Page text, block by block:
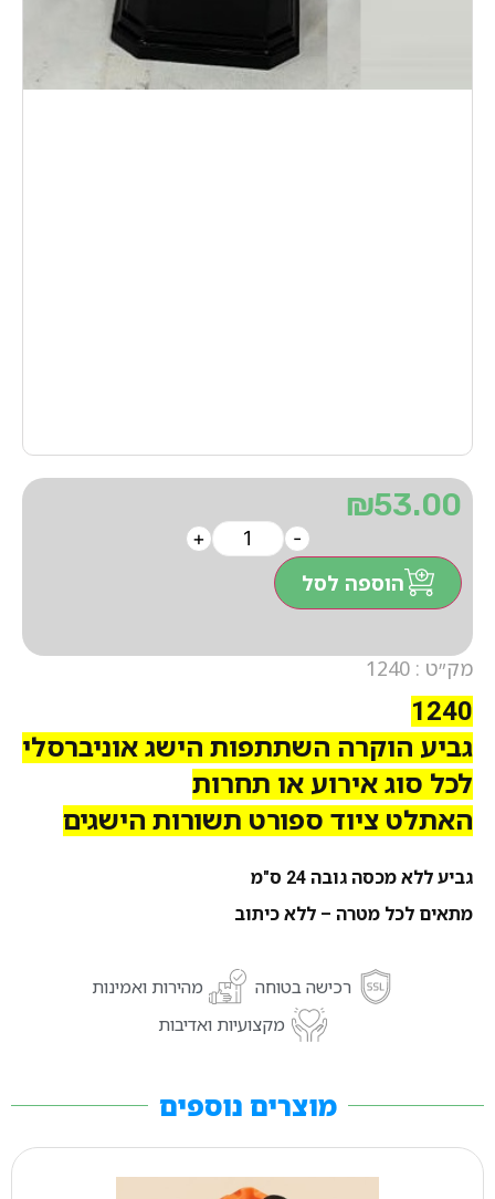
מק״ט : 1240
1240
גביע הוקרה השתתפות הישג אוניברסלי
לכל סוג אירוע או תחרות
האתלט ציוד ספורט תשורות הישגים
גביע ללא מכסה גובה 24 ס"מ
מתאים לכל מטרה – ללא כיתוב
₪53.00
-
+
הוספה לסל
רכישה בטוחה
מהירות ואמינות
מקצועיות ואדיבות
מוצרים נוספים